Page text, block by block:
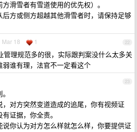
滑雪者有雪道使用的优先权）。
后方或侧方超越其他滑雪者时，请保持足够
22
Mar 18 1
管理规范多的很，实际跟判案没什么太多关
弱谁有理，法官不一定看这个
23
对方突然变道造成的追尾，你有视频证
证据，你全责。
你认为对方怎么样就怎么样，你要提供证